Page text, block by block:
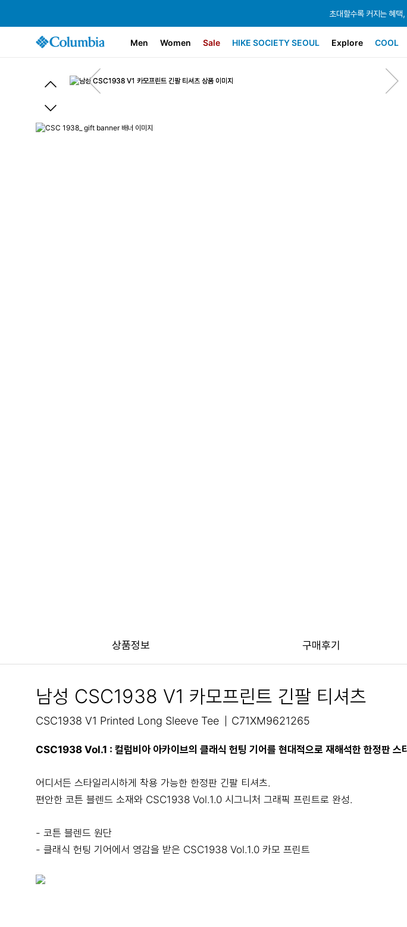
초대할수록 커지는 혜택
초대할수록 커지는 혜택
초대할수록 커지는 혜택
Men Women Sale HIKE SOCIETY SEOUL Explore COOL
상품정보 구매후기
남성 CSC1938 V1 카모프린트 긴팔 티셔츠
CSC1938 V1 Printed Long Sleeve Tee C71XM9621265
CSC1938 Vol.1 : 컬럼비아 아카이브의 클래식 헌팅 기어를 현대적으로 재해석한 한정판 스
어디서든 스타일리시하게 착용 가능한 한정판 긴팔 티셔츠.
편안한 코튼 블렌드 소재와 CSC1938 Vol.1.0 시그니처 그래픽 프린트로 완성.
- 코튼 블렌드 원단
- 클래식 헌팅 기어에서 영감을 받은 CSC1938 Vol.1.0 카모 프린트